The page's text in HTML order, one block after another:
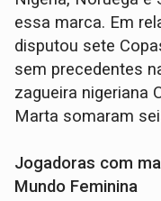
essa marca. Em
disputou sete
sem precedentes
zagueira nigeriana
Marta somaram
Jogadoras com
Mundo Feminina